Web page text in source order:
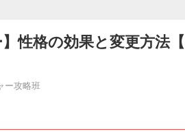
性格の効果と変更方法
ー攻略班